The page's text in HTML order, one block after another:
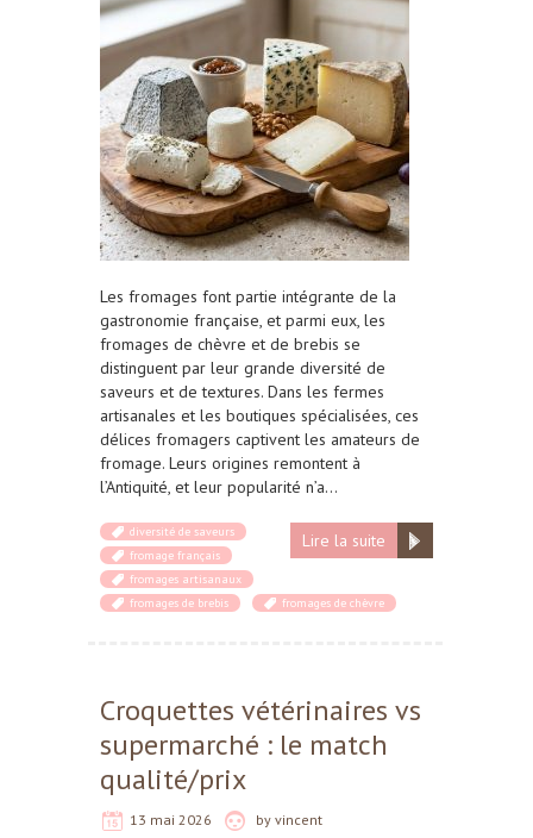
Les fromages font partie intégrante de la
gastronomie française, et parmi eux, les
fromages de chèvre et de brebis se
distinguent par leur grande diversité de
saveurs et de textures. Dans les fermes
artisanales et les boutiques spécialisées, ces
délices fromagers captivent les amateurs de
fromage. Leurs origines remontent à
l’Antiquité, et leur popularité n’a…
Lire la suite
diversité de saveurs
fromage français
fromages artisanaux
fromages de brebis
fromages de chèvre
Croquettes vétérinaires vs
supermarché : le match
qualité/prix
13 mai 2026 by vincent